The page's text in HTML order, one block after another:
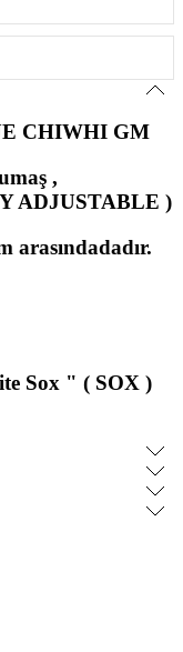
CHIWHI GM
,
ADJUSTABLE )
arasındadadır.
Sox " ( SOX )